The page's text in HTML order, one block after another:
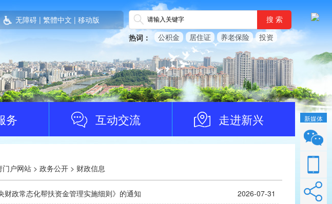
无障碍 | 繁體中文 | 移动版 搜 索
热词： 公积金 居住证 养老保险 投资
务 互动交流 走进新兴
门户网站 > 政务公开 > 财政信息
政常态化帮扶资金管理实施细则》的通知 2026-07-31
新媒体